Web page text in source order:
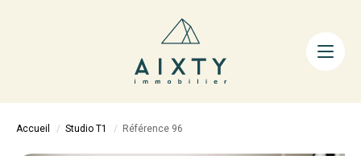
ACHETER
Accueil Studio T1 Référence 96